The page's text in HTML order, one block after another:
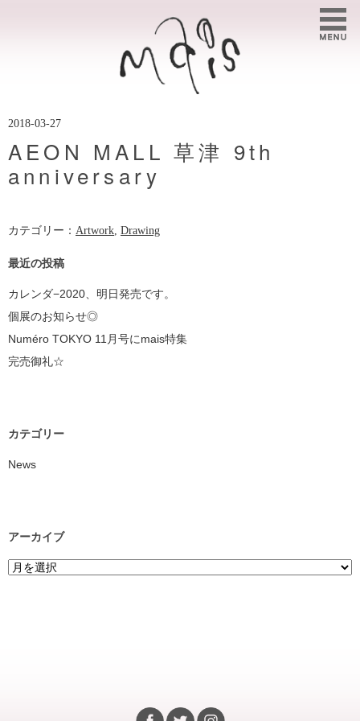
2018-03-27
AEON MALL 草津 9th
anniversary
カテゴリー： Artwork, Drawing
最近の投稿
カレンダ−2020、明日発売です。
個展のお知らせ◎
Numéro TOKYO 11月号にmais特集
完売御礼☆
カテゴリー
News
アーカイブ